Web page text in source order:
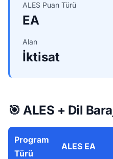
ALES Puan Türü
EA
Alan
İktisat
🎯 ALES + Dil
Program
Türü
ALES EA